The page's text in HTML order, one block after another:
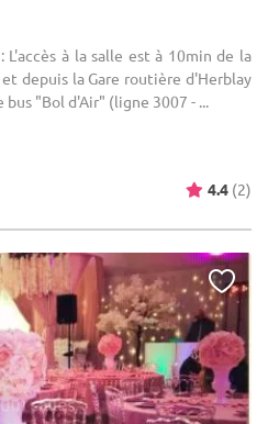
à la salle est à 10min de la
depuis la Gare routière d'Herblay
"Bol d'Air" (ligne 3007 - ...
4.4 (2)